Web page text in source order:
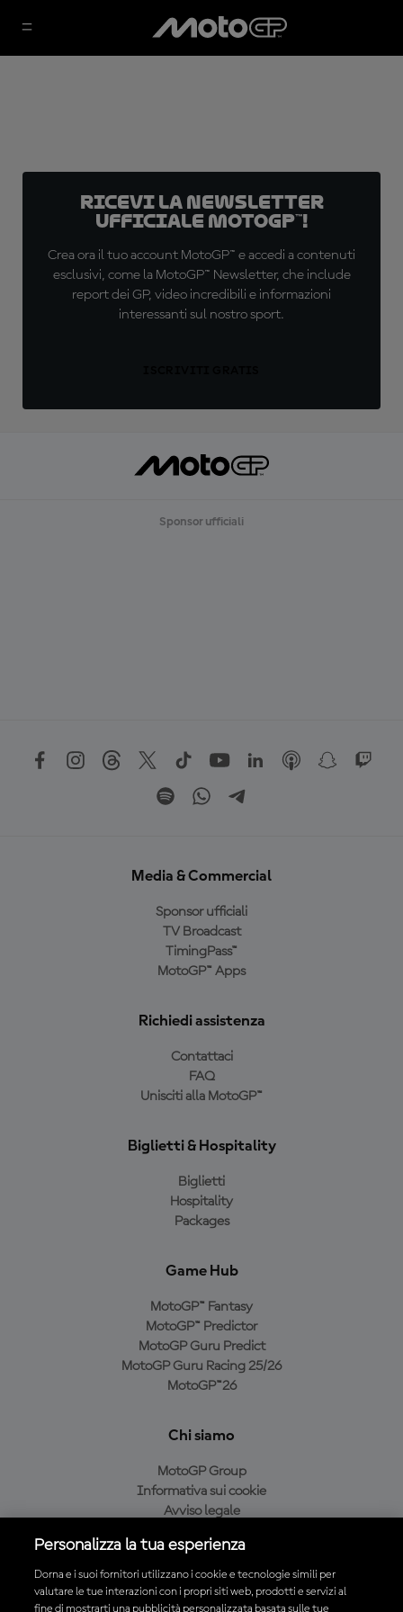
Ricevi la newsletter
ufficiale MotoGP™!
Crea ora il tuo account MotoGP™ e accedi a contenuti
esclusivi, come la MotoGP™ Newsletter, che include
report dei GP, video incredibili e informazioni
interessanti sul nostro sport.
Sponsor ufficiali
Media & Commercial
Sponsor ufficiali
TV Broadcast
TimingPass™
MotoGP™ Apps
Richiedi assistenza
Contattaci
FAQ
Unisciti alla MotoGP™
Biglietti & Hospitality
Biglietti
Hospitality
Packages
Game Hub
MotoGP™ Fantasy
MotoGP™ Predictor
MotoGP Guru Predict
MotoGP Guru Racing 25/26
MotoGP™26
Chi siamo
MotoGP Group
Informativa sui cookie
Avviso legale
Condizioni di acquisto
Personalizza la tua esperienza
Dorna e i suoi fornitori utilizzano i cookie e tecnologie simili per
valutare le tue interazioni con i propri siti web, prodotti e servizi al
fine di mostrarti una pubblicità personalizzata basata sulle tue